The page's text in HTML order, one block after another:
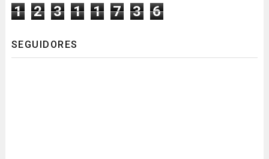
1 2 3 1 1 7 3 6
SEGUIDORES